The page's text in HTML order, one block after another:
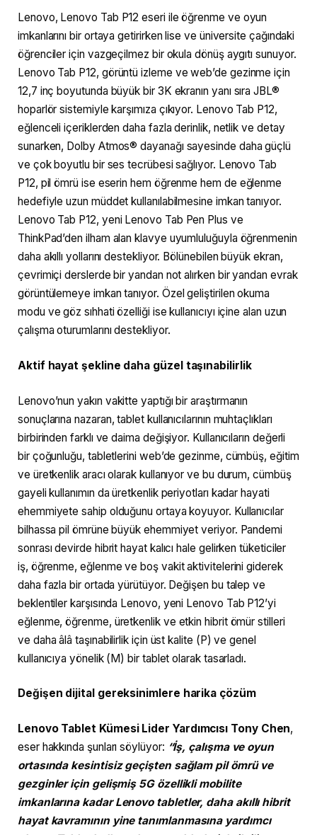
Lenovo, Lenovo Tab P12 eseri ile öğrenme ve oyun
imkanlarını bir ortaya getirirken lise ve üniversite çağındaki
öğrenciler için vazgeçilmez bir okula dönüş aygıtı sunuyor.
Lenovo Tab P12, görüntü izleme ve web’de gezinme için
12,7 inç boyutunda büyük bir 3K ekranın yanı sıra JBL®
hoparlör sistemiyle karşımıza çıkıyor. Lenovo Tab P12,
eğlenceli içeriklerden daha fazla derinlik, netlik ve detay
sunarken, Dolby Atmos® dayanağı sayesinde daha güçlü
ve çok boyutlu bir ses tecrübesi sağlıyor. Lenovo Tab
P12, pil ömrü ise eserin hem öğrenme hem de eğlenme
hedefiyle uzun müddet kullanılabilmesine imkan tanıyor.
Lenovo Tab P12, yeni Lenovo Tab Pen Plus ve
ThinkPad’den ilham alan klavye uyumluluğuyla öğrenmenin
daha akıllı yollarını destekliyor. Bölünebilen büyük ekran,
çevrimiçi derslerde bir yandan not alırken bir yandan evrak
görüntülemeye imkan tanıyor. Özel geliştirilen okuma
modu ve göz sıhhati özelliği ise kullanıcıyı içine alan uzun
çalışma oturumlarını destekliyor.
Aktif hayat şekline daha güzel taşınabilirlik
Lenovo’nun yakın vakitte yaptığı bir araştırmanın
sonuçlarına nazaran, tablet kullanıcılarının muhtaçlıkları
birbirinden farklı ve daima değişiyor. Kullanıcıların değerli
bir çoğunluğu, tabletlerini web’de gezinme, cümbüş, eğitim
ve üretkenlik aracı olarak kullanıyor ve bu durum, cümbüş
gayeli kullanımın da üretkenlik periyotları kadar hayati
ehemmiyete sahip olduğunu ortaya koyuyor. Kullanıcılar
bilhassa pil ömrüne büyük ehemmiyet veriyor. Pandemi
sonrası devirde hibrit hayat kalıcı hale gelirken tüketiciler
iş, öğrenme, eğlenme ve boş vakit aktivitelerini giderek
daha fazla bir ortada yürütüyor. Değişen bu talep ve
beklentiler karşısında Lenovo, yeni Lenovo Tab P12’yi
eğlenme, öğrenme, üretkenlik ve etkin hibrit ömür stilleri
ve daha âlâ taşınabilirlik için üst kalite (P) ve genel
kullanıcıya yönelik (M) bir tablet olarak tasarladı.
Değişen dijital gereksinimlere harika çözüm
Lenovo Tablet Kümesi Lider Yardımcısı Tony Chen,
eser hakkında şunları söylüyor: “İş, çalışma ve oyun
ortasında kesintisiz geçişten sağlam pil ömrü ve
gezginler için gelişmiş 5G özellikli mobilite
imkanlarına kadar Lenovo tabletler, daha akıllı hibrit
hayat kavramının yine tanımlanmasına yardımcı